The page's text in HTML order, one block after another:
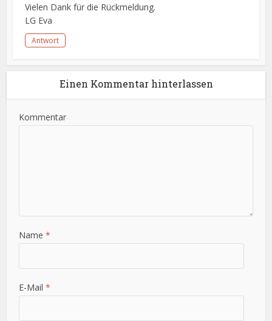
Vielen Dank für die Rückmeldung.
LG Eva
Antwort
Einen Kommentar hinterlassen
Kommentar
Name*
E-Mail*